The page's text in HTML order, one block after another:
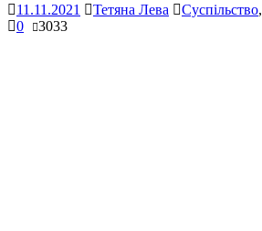
11.11.2021 Тетяна Лева Суспільство,
0
3033